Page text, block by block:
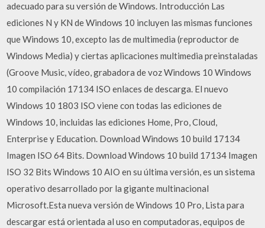
adecuado para su versión de Windows. Introducción Las
ediciones N y KN de Windows 10 incluyen las mismas funciones
que Windows 10, excepto las de multimedia (reproductor de
Windows Media) y ciertas aplicaciones multimedia preinstaladas
(Groove Music, vídeo, grabadora de voz Windows 10 Windows
10 compilación 17134 ISO enlaces de descarga. El nuevo
Windows 10 1803 ISO viene con todas las ediciones de
Windows 10, incluidas las ediciones Home, Pro, Cloud,
Enterprise y Education. Download Windows 10 build 17134
Imagen ISO 64 Bits. Download Windows 10 build 17134 Imagen
ISO 32 Bits Windows 10 AIO en su última versión, es un sistema
operativo desarrollado por la gigante multinacional
Microsoft.Esta nueva versión de Windows 10 Pro, Lista para
descargar está orientada al uso en computadoras, equipos de